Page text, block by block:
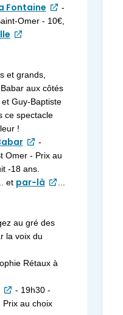
Fontaine
-
Omer - 10€,
et grands,
aux côtés
Guy-Baptiste
ce spectacle
!
-
Omer - Prix au
-18 ans.
et par-là
...
au gré des
la voix du
Rétaux à
- 19h30 -
au choix